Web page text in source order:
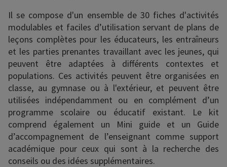
Il se compose d'un ensemble de 30 fiches d'activités
modulables et faciles d’utilisation servant de plans de
leçons complètes pour les éducateurs, les entraîneurs
et les parties prenantes travaillant avec les jeunes, qui
peuvent être adaptées à différents contextes et
populations. Ces activités peuvent être organisées en
classe, au gymnase ou à l'extérieur, et peuvent être
utilisées indépendamment ou en complément d’un
programme scolaire ou éducatif existant. Le kit
comprend également un Mini guide et un Guide
d’accompagnement de l’enseignant comme support
académique pour ceux qui sont à la recherche des
conseils ou des idées supplémentaires.